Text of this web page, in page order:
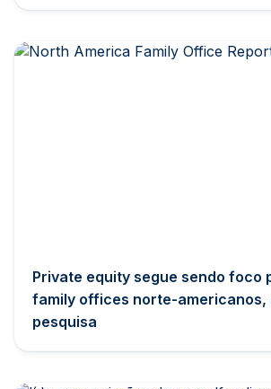
Private equity segue sendo foco
family offices norte-americanos,
pesquisa